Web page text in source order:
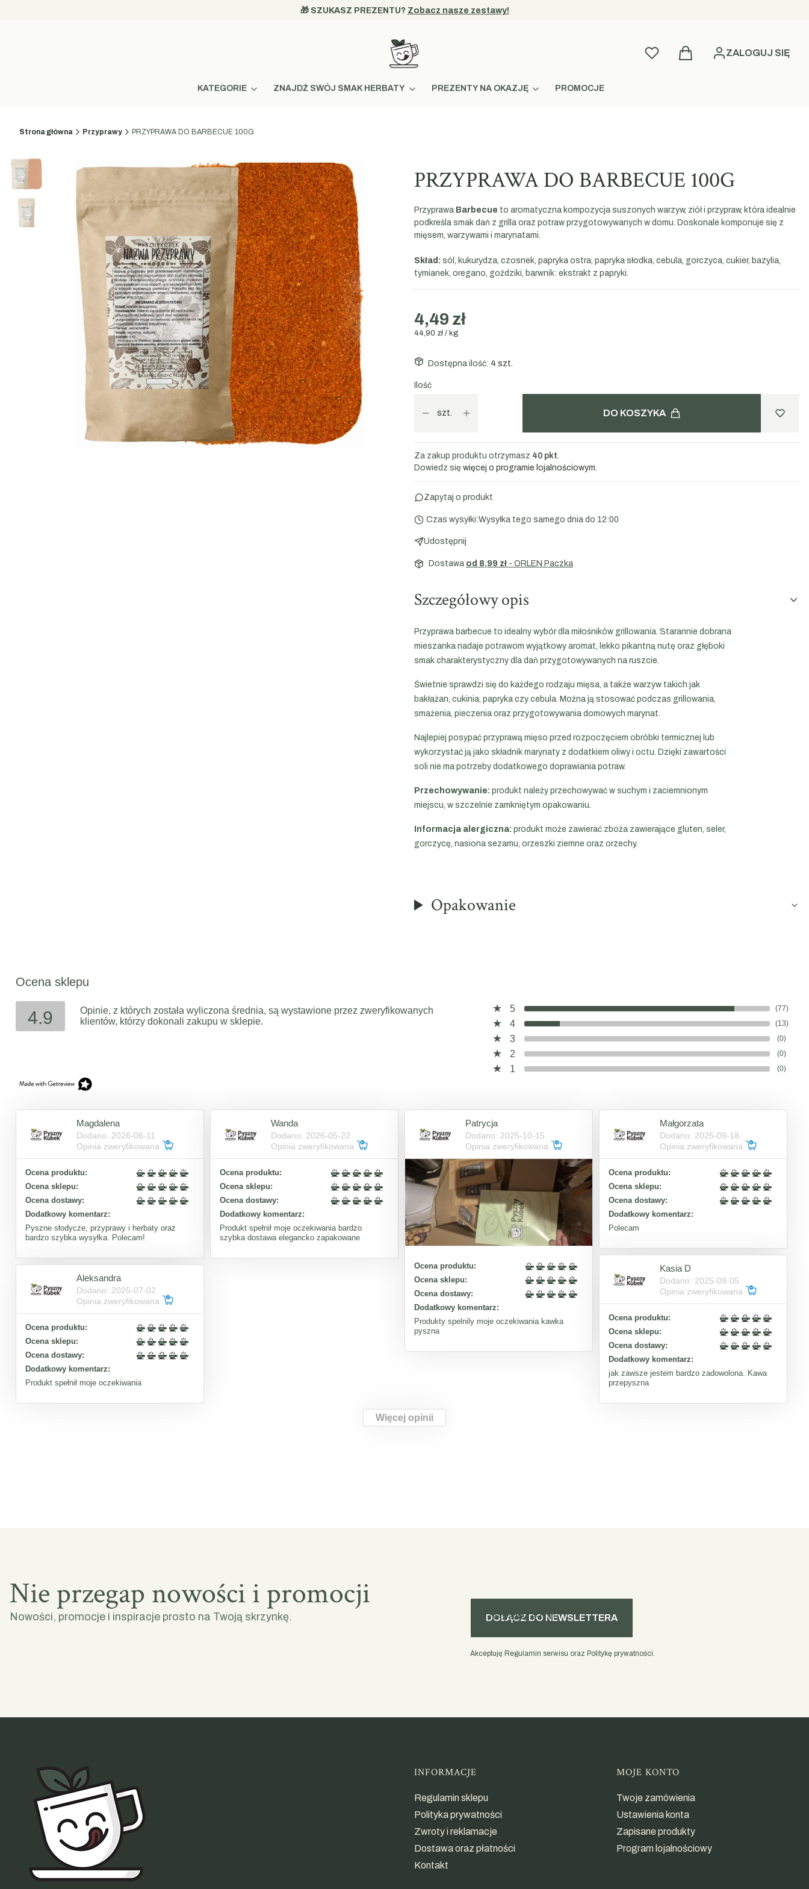
🎁 SZUKASZ PREZENTU? Zobacz nasze zestawy!
UlubioneProdukty w koszyku: 0.
ZALOGUJ SIĘ
KATEGORIE ZNAJDŹ SWÓJ SMAK HERBATY PREZENTY NA OKAZJĘ PROMOCJE
Strona główna Przyprawy PRZYPRAWA DO BARBECUE 100G
PRZYPRAWA DO BARBECUE 100G
Przyprawa Barbecue to aromatyczna kompozycja suszonych warzyw, ziół i przypraw, która idealnie
podkreśla smak dań z grilla oraz potraw przygotowywanych w domu. Doskonale komponuje się z
mięsem, warzywami i marynatami.
Skład: sól, kukurydza, czosnek, papryka ostra, papryka słodka, cebula, gorczyca, cukier, bazylia,
tymianek, oregano, goździki, barwnik: ekstrakt z papryki.
4,49 zł
44,90 zł / kg
Dostępna ilość: 4 szt.
Ilość
szt. DO KOSZYKA
Za zakup produktu otrzymasz 40 pkt.
Dowiedz się więcej o programie lojalnościowym.
Zapytaj o produkt
Czas wysyłki:Wysyłka tego samego dnia do 12:00
Udostępnij
Dostawa od 8,99 zł - ORLEN Paczka
Szczegółowy opis
Przyprawa barbecue to idealny wybór dla miłośników grillowania. Starannie dobrana
mieszanka nadaje potrawom wyjątkowy aromat, lekko pikantną nutę oraz głęboki
smak charakterystyczny dla dań przygotowywanych na ruszcie.
Świetnie sprawdzi się do każdego rodzaju mięsa, a także warzyw takich jak
bakłażan, cukinia, papryka czy cebula. Można ją stosować podczas grillowania,
smażenia, pieczenia oraz przygotowywania domowych marynat.
Najlepiej posypać przyprawą mięso przed rozpoczęciem obróbki termicznej lub
wykorzystać ją jako składnik marynaty z dodatkiem oliwy i octu. Dzięki zawartości
soli nie ma potrzeby dodatkowego doprawiania potraw.
Przechowywanie: produkt należy przechowywać w suchym i zaciemnionym
miejscu, w szczelnie zamkniętym opakowaniu.
Informacja alergiczna: produkt może zawierać zboża zawierające gluten, seler,
gorczycę, nasiona sezamu, orzeszki ziemne oraz orzechy.
Opakowanie
Ocena sklepu
4.9
Opinie, z których została wyliczona średnia, są wystawione przez zweryfikowanych
klientów, którzy dokonali zakupu w sklepie.
5 (77)
4 (13)
3 (0)
2 (0)
1 (0)
Magdalena
Dodano: 2026-06-11
Opinia zweryfikowana
Ocena produktu:
Ocena sklepu:
Ocena dostawy:
Dodatkowy komentarz:
Pyszne słodycze, przyprawy i herbaty oraz
bardzo szybka wysyłka. Polecam!
Wanda
Dodano: 2026-05-22
Opinia zweryfikowana
Ocena produktu:
Ocena sklepu:
Ocena dostawy:
Dodatkowy komentarz:
Produkt spełnił moje oczekiwania bardzo
szybka dostawa elegancko zapakowane
Patrycja
Dodano: 2025-10-15
Opinia zweryfikowana
Ocena produktu:
Ocena sklepu:
Ocena dostawy:
Dodatkowy komentarz:
Produkty spelnily moje oczekiwania kawka
pyszna
Małgorzata
Dodano: 2025-09-18
Opinia zweryfikowana
Ocena produktu:
Ocena sklepu:
Ocena dostawy:
Dodatkowy komentarz:
Polecam
Kasia D
Dodano: 2025-09-05
Opinia zweryfikowana
Ocena produktu:
Ocena sklepu:
Ocena dostawy:
Dodatkowy komentarz:
jak zawsze jestem bardzo zadowolona. Kawa
przepyszna
Aleksandra
Dodano: 2025-07-02
Opinia zweryfikowana
Ocena produktu:
Ocena sklepu:
Ocena dostawy:
Dodatkowy komentarz:
Produkt spełnił moje oczekiwania
Więcej opinii
Nie przegap nowości i promocji
Nowości, promocje i inspiracje prosto na Twoją skrzynkę. Twój adres e-mail
DOŁĄCZ DO NEWSLETTERA
Akceptuję Regulamin serwisu oraz Politykę prywatności.
Linki w stopce
INFORMACJE
Regulamin sklepu
Polityka prywatności
Zwroty i reklamacje
Dostawa oraz płatności
Kontakt
MOJE KONTO
Twoje zamówienia
Ustawienia konta
Zapisane produkty
Program lojalnościowy